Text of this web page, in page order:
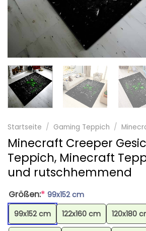
Startseite / Gaming Teppich /
Minecraft Creeper
Teppich, Minecraft
und rutschhemmend
Größen:* 99x152 cm
99x152 cm
122x160 cm 120x180